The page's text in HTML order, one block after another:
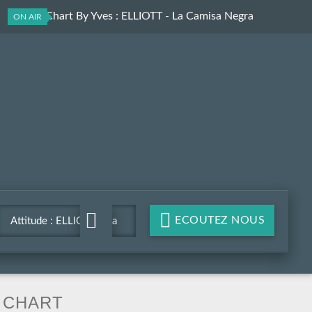
ON AIR
Club In Chart By Yves : ELLIOTT - La Camisa Negra
Attitude : ELLIOTT - La
Camisa Negra
ECOUTEZ NOUS
CHART